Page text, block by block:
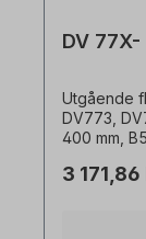
DV
Utgående
DV773,
400 mm,
3